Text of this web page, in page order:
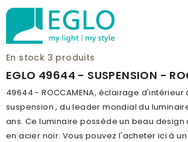
En stock 3 produits
EGLO 49644 - SUSPENSION -
49644 - ROCCAMENA, éclairage d'intérieur
suspension , du leader mondial du
ans. Ce luminaire possède un beau design
en acier noir. Vous pouvez l'acheter ici à